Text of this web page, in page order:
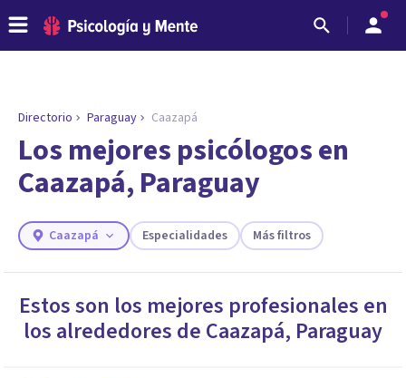
ENCONTRAR MI TERAPEUTA
¿Necesitas ayuda para encontrar el
psicólogo adecuado?
Responde a unas breves preguntas y te ofreceremos
necesidades.
Directorio Paraguay Caazapá
Los mejores psicólogos en
Caazapá, Paraguay
Caazapá Especialidades Más filtros
Estos son los mejores profesionales en
los alrededores de Caazapá, Paraguay